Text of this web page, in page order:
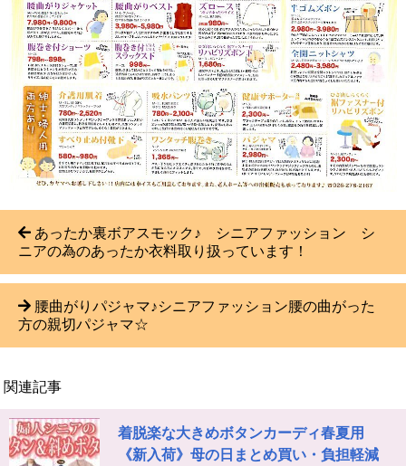
あったか裏ボアスモック♪ シニアファッション シ
ニアの為のあったか衣料取り扱っています！
腰曲がりパジャマ♪シニアファッション腰の曲がった
方の親切パジャマ☆
関連記事
着脱楽な大きめボタンカーディ春夏用
《新入荷》母の日まとめ買い・負担軽減